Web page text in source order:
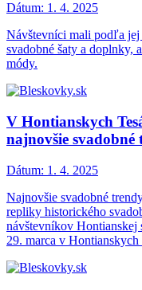
Dátum: 1. 4. 2025
Návštevníci mali podľa
svadobné šaty a doplnky,
módy.
V Hontianskych
najnovšie svadobné
Dátum: 1. 4. 2025
Najnovšie svadobné
repliky historického
návštevníkov Hontianskej
29. marca v Hontianskych